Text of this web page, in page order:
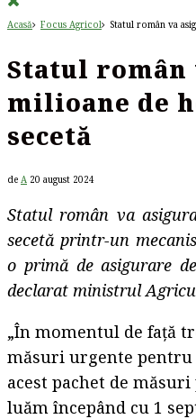
Acasă Focus Agricol Statul român va
Statul român
milioane de
secetă
de A 20 august 2024
Statul român va
secetă printr-un
o primă de asigurare
declarat ministrul
„În momentul de faţă
măsuri urgente
acest pachet de
luăm începând cu 1